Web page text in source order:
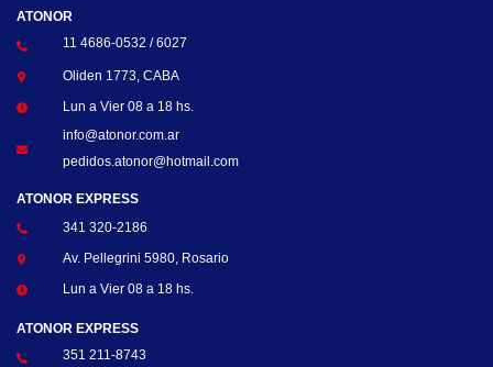
ATONOR
11 4686-0532 / 6027
Oliden 1773, CABA
Lun a Vier 08 a 18 hs.
info@atonor.com.ar
pedidos.atonor@hotmail.com
ATONOR EXPRESS
341 320-2186
Av. Pellegrini 5980, Rosario
Lun a Vier 08 a 18 hs.
ATONOR EXPRESS
351 211-8743